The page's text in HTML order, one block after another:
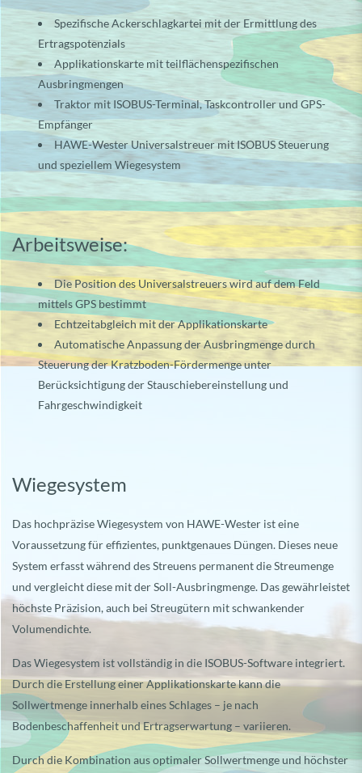
Spezifische Ackerschlagkartei mit der Ermittlung des
Ertragspotenzials
Applikationskarte mit teilflächenspezifischen
Ausbringmengen
Traktor mit ISOBUS-Terminal, Taskcontroller und GPS-
Empfänger
HAWE-Wester Universalstreuer mit ISOBUS Steuerung
und speziellem Wiegesystem
Arbeitsweise:
Die Position des Universalstreuers wird auf dem Feld
mittels GPS bestimmt
Echtzeitabgleich mit der Applikationskarte
Automatische Anpassung der Ausbringmenge durch
Steuerung der Kratzboden-Fördermenge unter
Berücksichtigung der Stauschiebereinstellung und
Fahrgeschwindigkeit
Wiegesystem
Das hochpräzise Wiegesystem von HAWE-Wester ist eine
Voraussetzung für effizientes, punktgenaues Düngen. Dieses neue
System erfasst während des Streuens permanent die Streumenge
und vergleicht diese mit der Soll-Ausbringmenge. Das gewährleistet
höchste Präzision, auch bei Streugütern mit schwankender
Volumendichte.
Das Wiegesystem ist vollständig in die ISOBUS-Software integriert.
Durch die Erstellung einer Applikationskarte kann die
Sollwertmenge innerhalb eines Schlages – je nach
Bodenbeschaffenheit und Ertragserwartung – variieren.
Durch die Kombination aus optimaler Sollwertmenge und höchster